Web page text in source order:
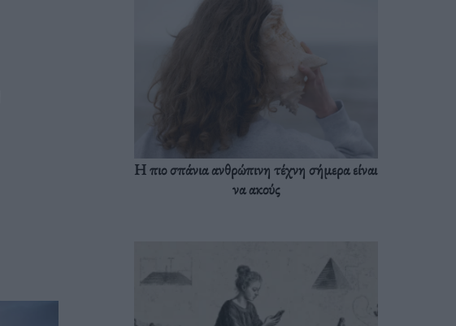
Η πιο σπάνια ανθρώπινη τέχνη σήμερα είναι
να ακούς